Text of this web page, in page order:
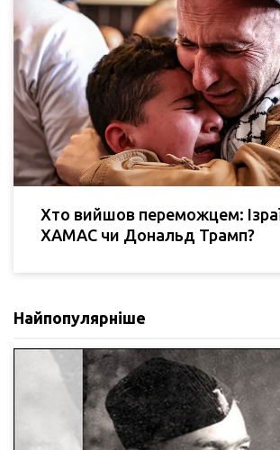
Хто вийшов переможцем:
ХАМАС чи Дональд Трамп?
Найпопулярніше